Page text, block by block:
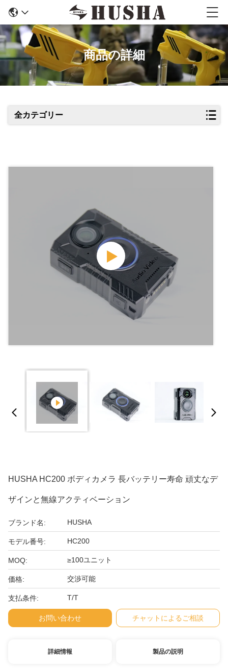
商品の詳細
全カテゴリー
HUSHA HC200 ボディカメラ 長バッテリー寿命 頑丈なデ
ザインと無線アクティベーション
ブランド名: HUSHA
モデル番号: HC200
MOQ: ≥100ユニット
価格: 交渉可能
支払条件: T/T
お問い合わせ チャットによるご相談
詳細情報 製品の説明